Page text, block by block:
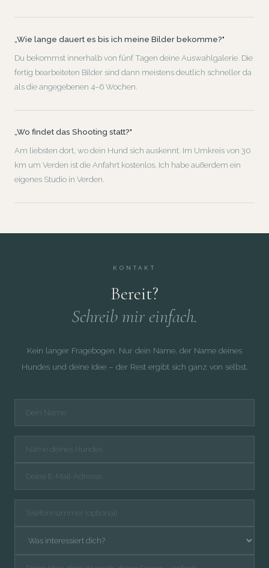
„Wie lange dauert es bis ich meine Bilder bekomme?"
Du bekommst innerhalb von fünf Tagen deine Auswahlgalerie. Die
fertig bearbeiteten Bilder sind dann meistens deutlich schneller da
als die angegebenen 4–6 Wochen.
„Wo findet das Shooting statt?"
Am liebsten dort, wo dein Hund sich auskennt. Im Umkreis von 30
km um Verden ist die Anfahrt kostenlos. Ich habe außerdem ein
eigenes Studio in Verden.
KONTAKT
Bereit?
Schreib mir einfach.
Kein langer Fragebogen. Nur dein Name, der Name deines
Hundes und deine Idee – der Rest ergibt sich ganz von selbst.